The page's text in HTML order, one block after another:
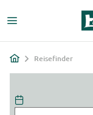
Reisefinder